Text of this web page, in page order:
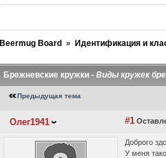
Beermug Board » Идентификация и
Брежневские кружки - Виды кружек
Предыдущая тема
Олег1941 #1
Доброго
У меня